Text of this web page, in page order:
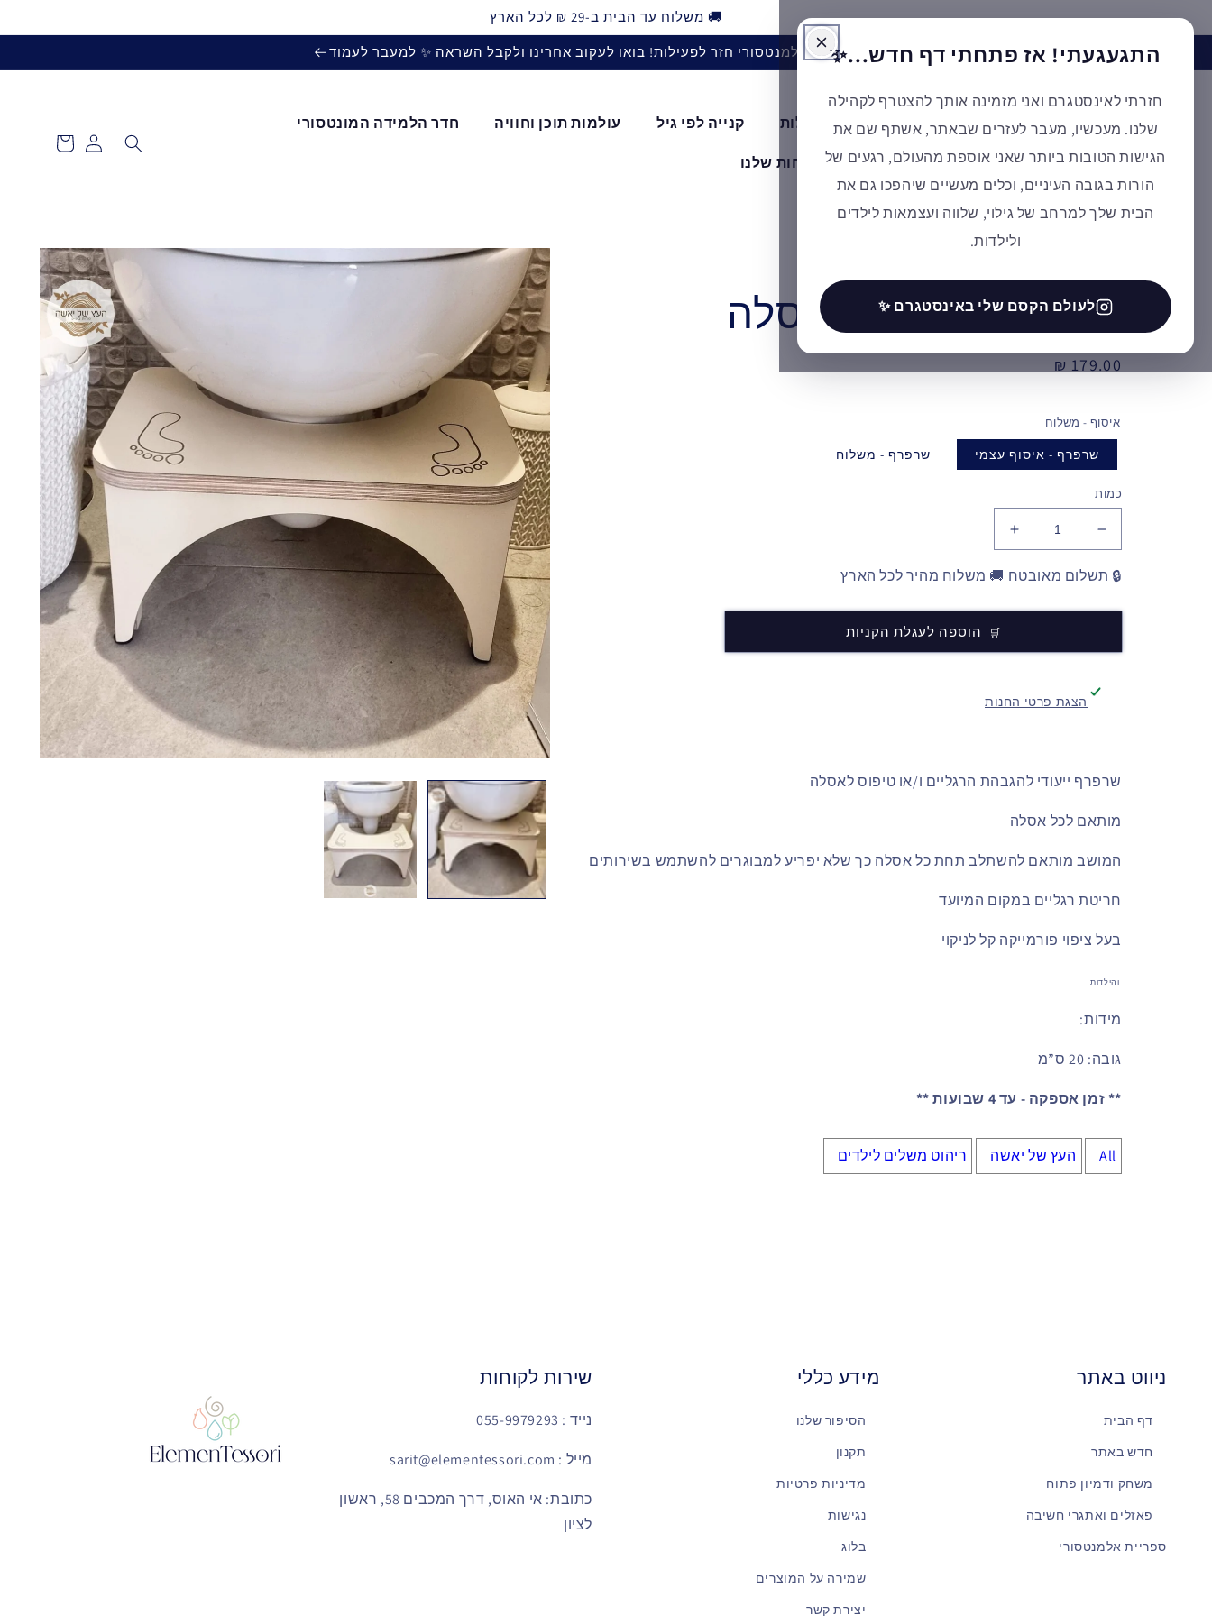
דילוג 🚚 משלוח עד הבית ב-29 ₪ לכל הארץ
האינסטגרם של אלמנטסורי חזר לפעילות! בואו לעקוב אחרינו ולקבל השראה ✨ למעבר לעמוד
קולקציות מובילות קנייה לפי גיל עולמות תוכן וחוויה חדר הלמידה המונטסורי
הקהילה והשליחות שלנו
כניסה
קניות
שרפרף הגבהה לאסלה
מחיר
179.00 ₪
איסוף - משלוח
שרפרף - איסוף עצמי שרפרף - משלוח
כמות
🔒 תשלום מאובטח 🚚 משלוח מהיר לכל הארץ
הוספה לעגלת הקניות
הצגת פרטי החנות
שרפרף ייעודי להגבהת הרגליים ו/או טיפוס לאסלה
מותאם לכל אסלה
המושב מותאם להשתלב תחת כל אסלה כך שלא יפריע למבוגרים להשתמש בשירותים
חריטת רגליים במקום המיועד
בעל ציפוי פורמייקה קל לניקוי
והילדות
מידות:
גובה: 20 ס”מ
** זמן אספקה - עד 4 שבועות **
All העץ של יאשה ריהוט משלים לילדים
ניווט באתר
דף הבית
חדש באתר
משחק ודמיון פתוח
פאזלים ואתגרי חשיבה
ספריית אלמנטסורי
מידע כללי
הסיפור שלנו
תקנון
מדיניות פרטיות
נגישות
בלוג
שמירה על המוצרים
יצירת קשר
שירות לקוחות
נייד : 055-9979293
מייל : sarit@elementessori.com
כתובת: אי האוס, דרך המכבים 58, ראשון
לציון
התגעגעתי! אז פתחתי דף חדש...✨
חזרתי לאינסטגרם ואני מזמינה אותך להצטרף לקהילה
שלנו. מעכשיו, מעבר לעזרים שבאתר, אשתף שם את
הגישות הטובות ביותר שאני אוספת מהעולם, רגעים של
הורות בגובה העיניים, וכלים מעשיים שיהפכו גם את
הבית שלך למרחב של גילוי, שלווה ועצמאות לילדים
ולילדות.
לעולם הקסם שלי באינסטגרם ✨